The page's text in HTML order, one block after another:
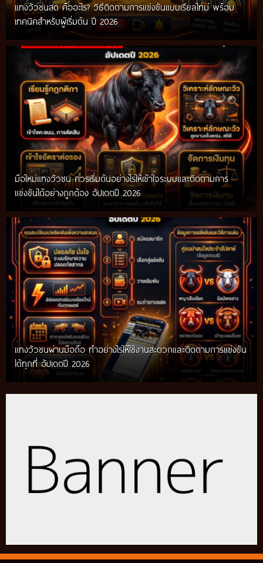
แทงวัวชนสด คืออะไร? วิธีติดตามการแข่งขันแบบเรียลไทม์ พร้อม
เทคนิคสำหรับผู้เริ่มต้น ปี 2026
มือใหม่แทงวัวชน ควรเริ่มต้นอย่างไรให้เข้าใจระบบและติดตามการ
แข่งขันได้อย่างถูกต้อง อัปเดตปี 2026
แทงวัวชนผ่านมือถือ ทำอย่างไรให้ใช้งานสะดวกและติดตามการแข่งขัน
ได้ทุกที่ อัปเดตปี 2026